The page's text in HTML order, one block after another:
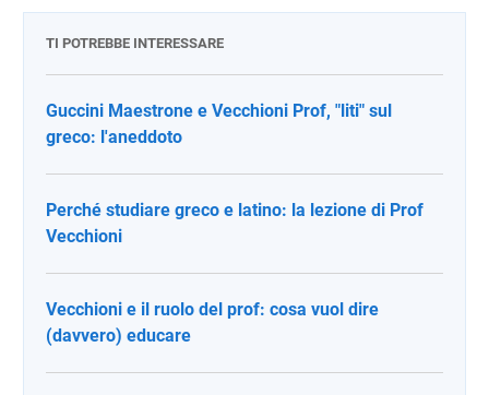
TI POTREBBE INTERESSARE
Guccini Maestrone e Vecchioni Prof, "liti" sul
greco: l'aneddoto
Perché studiare greco e latino: la lezione di Prof
Vecchioni
Vecchioni e il ruolo del prof: cosa vuol dire
(davvero) educare